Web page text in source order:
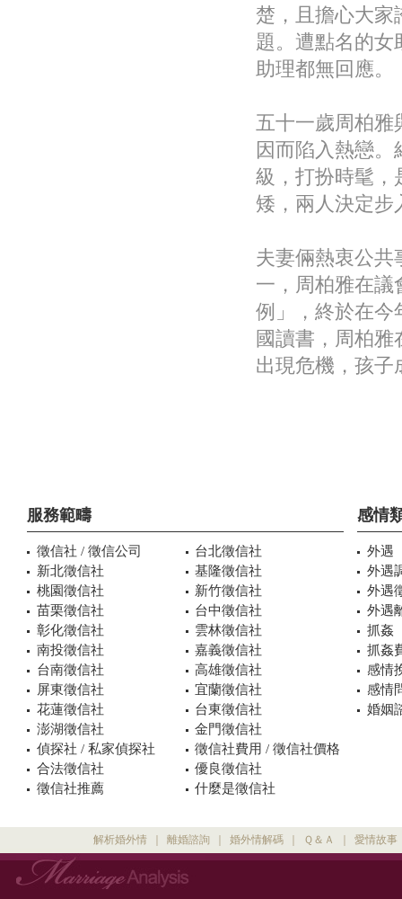
楚，且擔心大家
題。遭點名的
助理都無回應。
五十一歲周柏雅
因而陷入熱戀
級，打扮時髦，
矮，兩人決定
夫妻倆熱衷公共
一，周柏雅在議
例」，終於在今
國讀書，周柏
出現危機，孩
服務範疇
徵信社 / 徵信公司
台北徵信社
新北徵信社
基隆徵信社
桃園徵信社
新竹徵信社
苗栗徵信社
台中徵信社
彰化徵信社
雲林徵信社
南投徵信社
嘉義徵信社
台南徵信社
高雄徵信社
屏東徵信社
宜蘭徵信社
花蓮徵信社
台東徵信社
澎湖徵信社
金門徵信社
偵探社 / 私家偵探社
徵信社費用 / 徵信社價格
合法徵信社
優良徵信社
徵信社推薦
什麼是徵信社
感情
外遇
外遇
外遇
外遇
抓姦
抓姦
感情
感情
婚姻
解析婚外情 離婚諮詢 婚外情解碼 Ｑ＆Ａ 愛情故事